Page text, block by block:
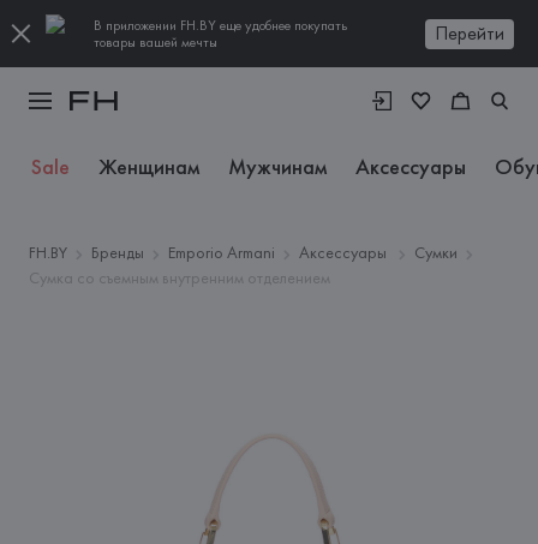
В приложении FH.BY еще удобнее покупать
товары вашей мечты
Перейти
Sale Женщинам Мужчинам Аксессуары
FH.BY Бренды Emporio Armani Аксессуары
Сумки
Сумка со съемным внутренним отделением